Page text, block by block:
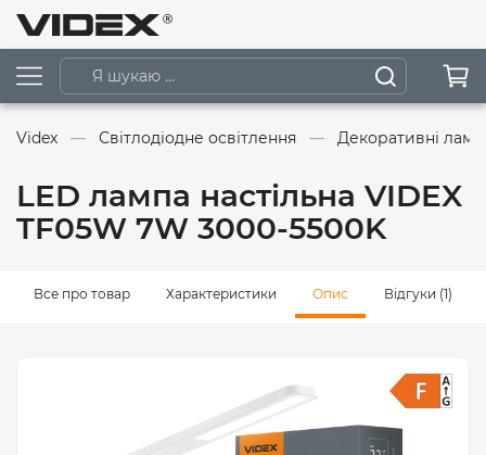
Videx Світлодіодне освітлення Декоративні
LED лампа настiльна VIDEX
TF05W 7W 3000-5500K
Все про товар Характеристики Опис Відгуки (1)